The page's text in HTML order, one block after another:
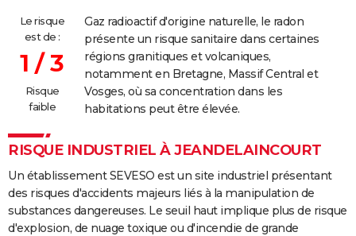
Le risque
est de :
1 / 3
Risque
faible
Gaz radioactif d'origine naturelle, le radon
présente un risque sanitaire dans certaines
régions granitiques et volcaniques,
notamment en Bretagne, Massif Central et
Vosges, où sa concentration dans les
habitations peut être élevée.
RISQUE INDUSTRIEL À JEANDELAINCOURT
Un établissement SEVESO est un site industriel présentant
des risques d'accidents majeurs liés à la manipulation de
substances dangereuses. Le seuil haut implique plus de risque
d'explosion, de nuage toxique ou d'incendie de grande